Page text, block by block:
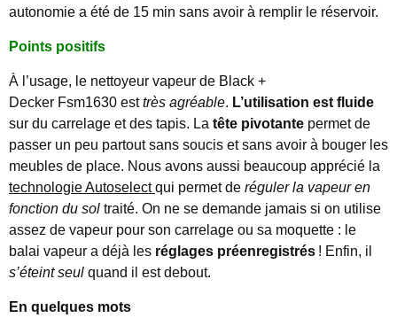
autonomie a été de 15 min sans avoir à remplir le réservoir.
Points positifs
À l’usage, le nettoyeur vapeur de Black +
Decker Fsm1630 esttrès agréable. L’utilisation est fluide
sur du carrelage et des tapis. La tête pivotante permet de
passer un peu partout sans soucis et sans avoir à bouger les
meubles de place. Nous avons aussi beaucoup apprécié la
technologie Autoselectqui permet de réguler la vapeur en
fonction du sol traité. On ne se demande jamais si on utilise
assez de vapeur pour son carrelage ou sa moquette : le
balai vapeur a déjà les réglages préenregistrés ! Enfin, il
s’éteint seul quand il est debout.
En quelques mots